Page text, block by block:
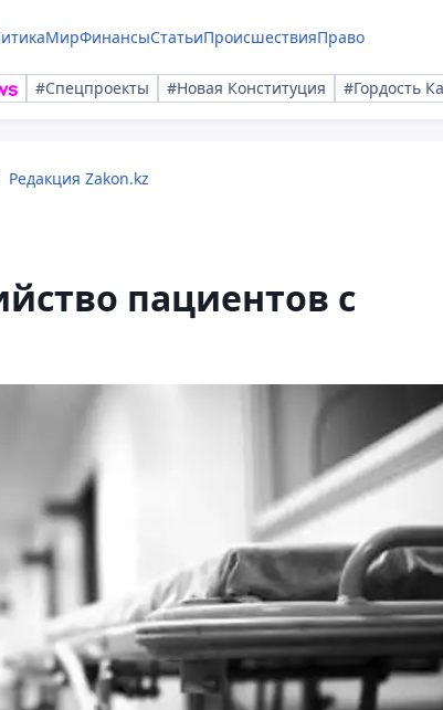
МирФинансыСтатьиПроисшествияПраво
#Спецпроекты #Новая Конституция #Гордость
Редакция Zakon.kz
пациентов с